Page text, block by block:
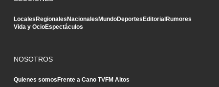
LocalesRegionalesNacionalesMundoDeportesEditorialRumores
Vida y OcioEspectáculos
NOSOTROS
Quienes somosFrente a Cano TVFM Altos